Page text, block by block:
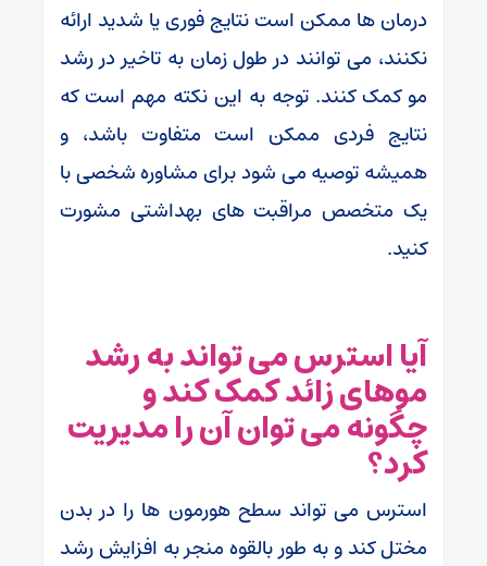
درمان ها ممکن است نتایج فوری یا شدید ارائه
نکنند، می توانند در طول زمان به تاخیر در رشد
مو کمک کنند. توجه به این نکته مهم است که
نتایج فردی ممکن است متفاوت باشد، و
همیشه توصیه می شود برای مشاوره شخصی با
یک متخصص مراقبت های بهداشتی مشورت
کنید.
آیا استرس می تواند به رشد
موهای زائد کمک کند و
چگونه می توان آن را مدیریت
کرد؟
استرس می تواند سطح هورمون ها را در بدن
مختل کند و به طور بالقوه منجر به افزایش رشد